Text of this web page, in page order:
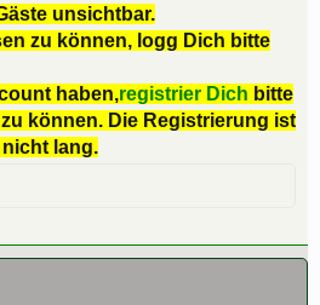
unsichtbar.
zu können, logg Dich bitte
haben,registrier Dich bitte
können. Die Registrierung ist
lang.